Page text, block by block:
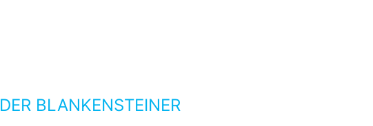
DER BLANKENSTEINER